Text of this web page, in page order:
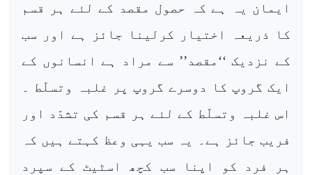
ایمان یہ ہے کہ حصول مقصد کے لئے ہر قسم
کا ذریعہ اختیار کرلینا جائز ہے اور سب
کے نزدیک ‘‘مقصد’’ سے مراد ہے انسانوں کے
ایک گروپ کا دوسرے گروپ پر غلبہ وتسلّط ۔
اس غلبہ وتسلّط کے لئے ہر قسم کی تشدّد اور
فریب جائز ہے۔ یہ سب یہی وعظ کہتے ہیں کہ
ہر فرد کو اپنا سب کچھ اسٹیٹ کے سپرد